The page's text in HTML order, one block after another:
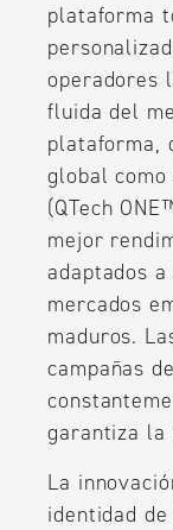
plataforma
operadores
fluida del
plataforma,
global
(QTech
mejor
adaptados
mercados
maduros.
campañas
garantiza la
La
identidad de